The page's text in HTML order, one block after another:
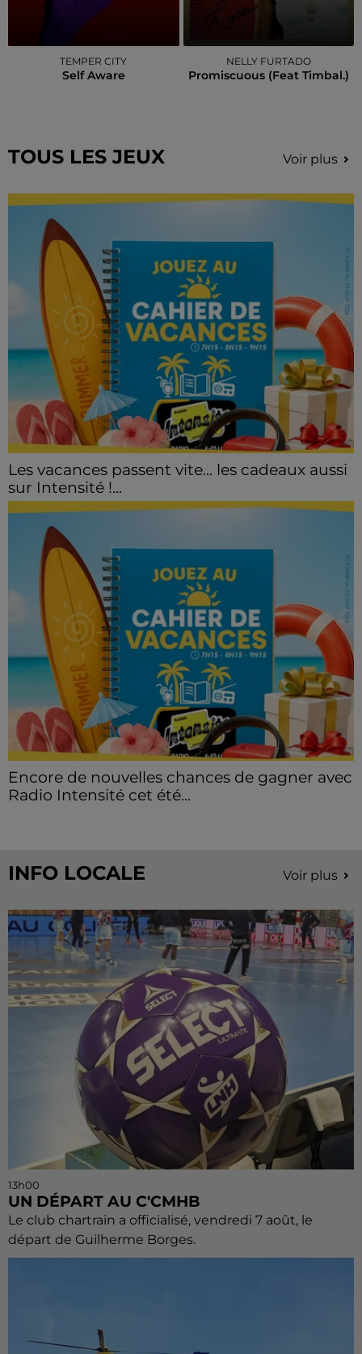
TEMPER CITY
Self Aware
NELLY FURTADO
Promiscuous (feat Timbal.)
TOUS LES JEUX Voir plus
Les vacances passent vite... les cadeaux aussi
sur Intensité !...
Encore de nouvelles chances de gagner avec
Radio Intensité cet été...
INFO LOCALE Voir plus
13h00
UN DÉPART AU C'CMHB
Le club chartrain a officialisé, vendredi 7 août, le
départ de Guilherme Borges.